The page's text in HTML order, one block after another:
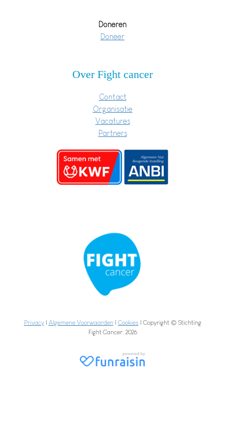
Doneren
Doneer
Over Fight cancer
Contact
Organisatie
Vacatures
Partners
Privacy| Algemene Voorwaarden | Cookies | Copyright © Stichting
Fight Cancer. 2026